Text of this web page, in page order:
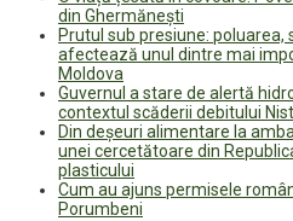
din Ghermănești
Prutul sub presiune:
afectează unul dintre mai
Moldova
Guvernul a stare de alertă
contextul scăderii debitului
Din deșeuri alimentare la
unei cercetătoare din
plasticului
Cum au ajuns permisele
Porumbeni